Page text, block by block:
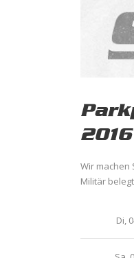
2016
Wir machen
Militär
Di,